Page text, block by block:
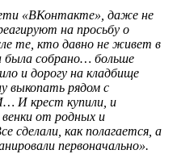
«ВКонтакте», даже не
на просьбу о
те, кто давно не живет в
была собрано… больше
и дорогу на кладбище
выкопать рядом с
И крест купили, и
от родных и
сделали, как полагается, а
первоначально».